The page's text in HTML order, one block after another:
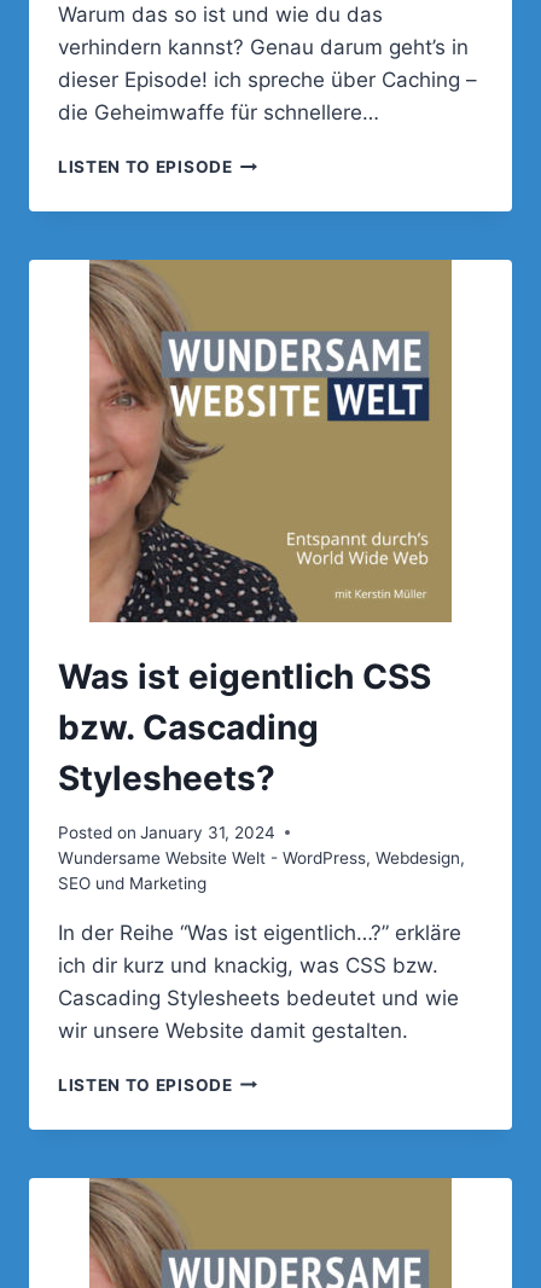
Warum das so ist und wie du das
verhindern kannst? Genau darum geht’s in
dieser Episode! ich spreche über Caching –
die Geheimwaffe für schnellere…
LISTEN TO EPISODE090
WARUM
WEBSITE
KEINE
CHANCE
HAT!
Was ist eigentlich CSS
bzw. Cascading
Stylesheets?
Posted on January 31, 2024
Wundersame Website Welt - WordPress, Webdesign,
SEO und Marketing
In der Reihe “Was ist eigentlich…?” erkläre
ich dir kurz und knackig, was CSS bzw.
Cascading Stylesheets bedeutet und wie
wir unsere Website damit gestalten.
LISTEN TO EPISODEWAS
EIGENTLICH
BZW.